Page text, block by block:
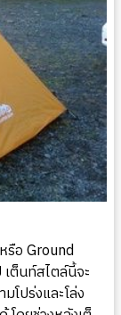
Ground
ต็นท์สไตล์นี้จะ
โปร่งและโล่ง